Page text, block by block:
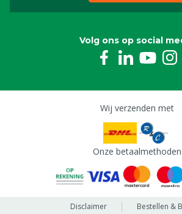
Volg ons op social
Wij verzenden met
Onze betaalmethoden
Disclaimer Bestellen &